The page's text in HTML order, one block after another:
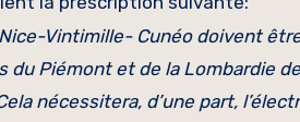
Vintimille- Cunéo doivent
Piémont et de la Lombardie
nécessitera, d’une part,